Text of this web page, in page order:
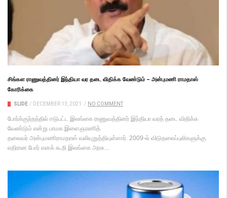
சிங்கள ராணுவத்தினர் இந்தியா வர தடை விதிக்க வேண்டும் – அன்புமணி ராமதாஸ்
கோரிக்கை
SLIDE / DECEMBER 13, 2021 / NO COMMENT
போர்க்குற்றத்தில் ஈடுபட்ட இலங்கை ராணுவத்தினர் இந்தியா வரத் தடை விதிக்க
வேண்டும் என்று பாமக இளைஞரணித்
தலைவர் அன்புமணிராமதாஸ் வலியுறுத்தியுள்ளார். 2009-ல் விடுதலைப்புலிகளுக்கு
எதிரான போர் எனக் கூறி இலங்கை அரசு...